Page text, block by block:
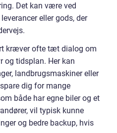
Det kan være ved
eller gods, der
kræver ofte tæt dialog om
og tidsplan. Her kan
landbrugsmaskiner eller
dig for mange
både har egne biler og et
vil typisk kunne
og bedre backup, hvis